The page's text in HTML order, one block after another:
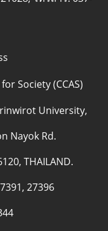
Society (CCAS)
University,
Nayok Rd.
THAILAND.
27396